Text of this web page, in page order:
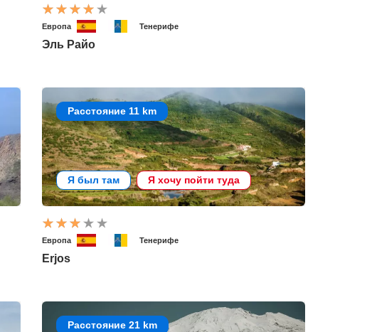
Европа Тенерифе
Эль Райо
Расстояние 11 km
Я был там Я хочу пойти туда
Европа Тенерифе
Erjos
Расстояние 21 km